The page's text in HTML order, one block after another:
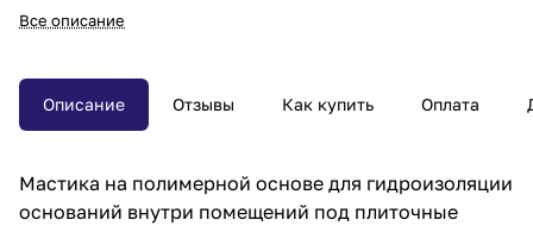
Все описание
Описание Отзывы Как купить Оплата
Мастика на полимерной основе для гидроизоляции
оснований внутри помещений под плиточные